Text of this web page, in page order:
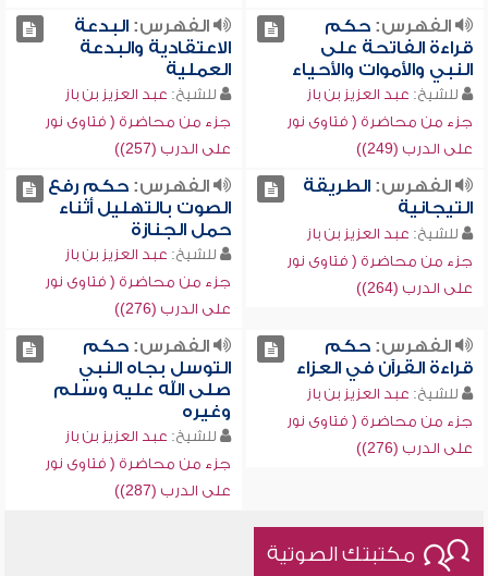
الفهرس:حكم
قراءة الفاتحة على
النبي والأموات والأحياء
للشيخ: عبد العزيز بن باز
جزء من محاضرة ( فتاوى نور
على الدرب (249))
الفهرس:البدعة
الاعتقادية والبدعة
العملية
للشيخ: عبد العزيز بن باز
جزء من محاضرة ( فتاوى نور
على الدرب (257))
الفهرس:الطريقة
التيجانية
للشيخ: عبد العزيز بن باز
جزء من محاضرة ( فتاوى نور
على الدرب (264))
الفهرس:حكم رفع
الصوت بالتهليل أثناء
حمل الجنازة
للشيخ: عبد العزيز بن باز
جزء من محاضرة ( فتاوى نور
على الدرب (276))
الفهرس:حكم
قراءة القرآن في العزاء
للشيخ: عبد العزيز بن باز
جزء من محاضرة ( فتاوى نور
على الدرب (276))
الفهرس:حكم
التوسل بجاه النبي
صلى الله عليه وسلم
وغيره
للشيخ: عبد العزيز بن باز
جزء من محاضرة ( فتاوى نور
على الدرب (287))
مكتبتك الصوتية